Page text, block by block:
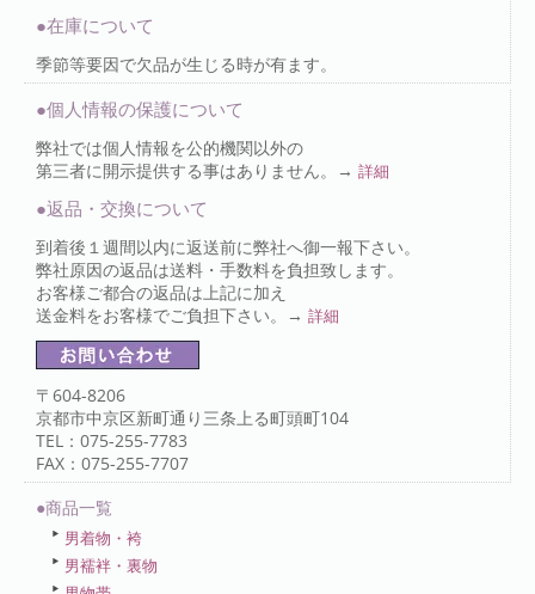
●在庫について
季節等要因で欠品が生じる時が有ます。
●個人情報の保護について
弊社では個人情報を公的機関以外の
第三者に開示提供する事はありません。→ 詳細
●返品・交換について
到着後１週間以内に返送前に弊社へ御一報下さい。
弊社原因の返品は送料・手数料を負担致します。
お客様ご都合の返品は上記に加え
送金料をお客様でご負担下さい。→ 詳細
〒604-8206
京都市中京区新町通り三条上る町頭町104
TEL：075-255-7783
FAX：075-255-7707
●商品一覧
男着物・袴
男襦袢・裏物